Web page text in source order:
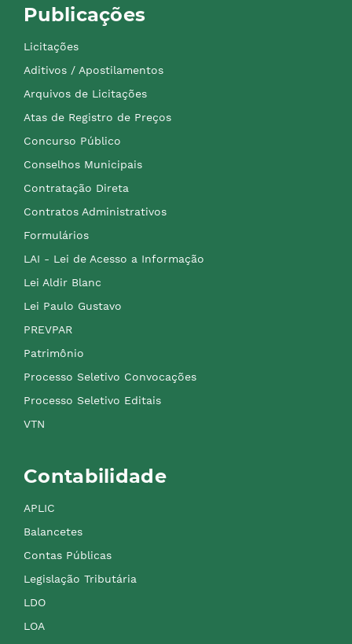
Publicações
Licitações
Aditivos / Apostilamentos
Arquivos de Licitações
Atas de Registro de Preços
Concurso Público
Conselhos Municipais
Contratação Direta
Contratos Administrativos
Formulários
LAI - Lei de Acesso a Informação
Lei Aldir Blanc
Lei Paulo Gustavo
PREVPAR
Patrimônio
Processo Seletivo Convocações
Processo Seletivo Editais
VTN
Contabilidade
APLIC
Balancetes
Contas Públicas
Legislação Tributária
LDO
LOA